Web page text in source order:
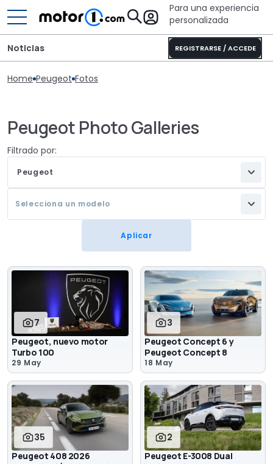
Para una experiencia
personalizada
REGISTRARSE / ACCEDE
Noticias
Home Peugeot Fotos
Peugeot Photo Galleries
Filtrado por:
Peugeot
Selecciona un modelo
7
Peugeot, nuevo motor
Turbo 100
29 May
3
Peugeot Concept 6 y
Peugeot Concept 8
18 May
35
Peugeot 408 2026
2
Peugeot E-3008 Dual